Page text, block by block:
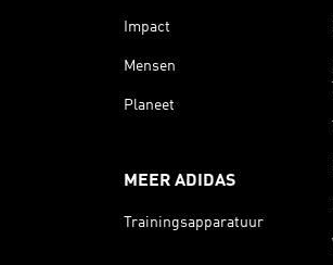
Impact
Mensen
Planeet
MEER ADIDAS
Trainingsapparatuur